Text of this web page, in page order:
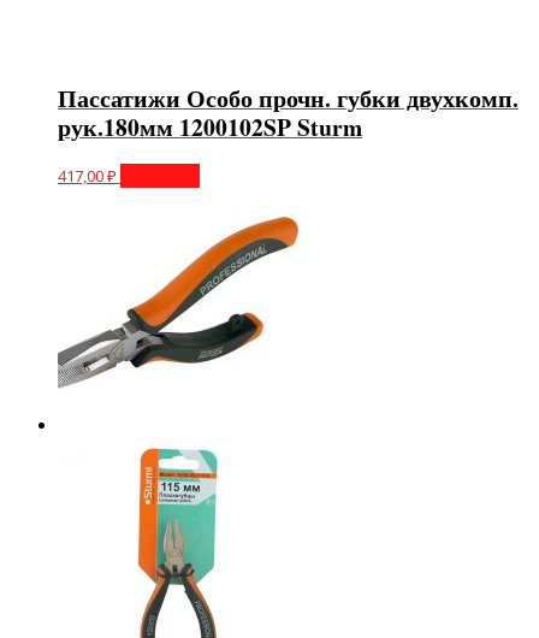
Пассатижи Особо прочн. губки двухкомп.
рук.180мм 1200102SP Sturm
417,00₽